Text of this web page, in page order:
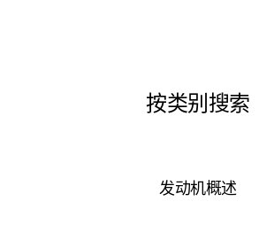
按类别搜索
发动机概述